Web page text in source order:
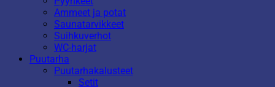
Ammeet ja potat
Saunatarvikkeet
Suihkuverhot
WC-harjat
Puutarha
Puutarhakalusteet
Setit